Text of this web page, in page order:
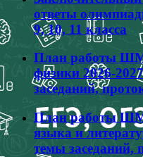
ответы
9, 10, 11 класса
План работы
физики 2026-
заседаний,
План работы
языка и
темы заседаний,